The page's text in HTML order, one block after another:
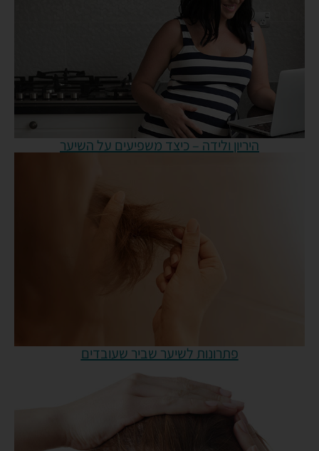
היריון ולידה – כיצד משפיעים על השיער
פתרונות לשיער שביר שעובדים